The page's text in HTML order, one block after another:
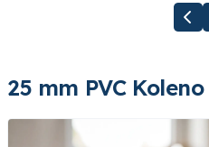
25 mm PVC Koleno